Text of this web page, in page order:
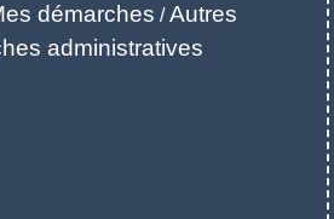
démarches /Autres
administratives